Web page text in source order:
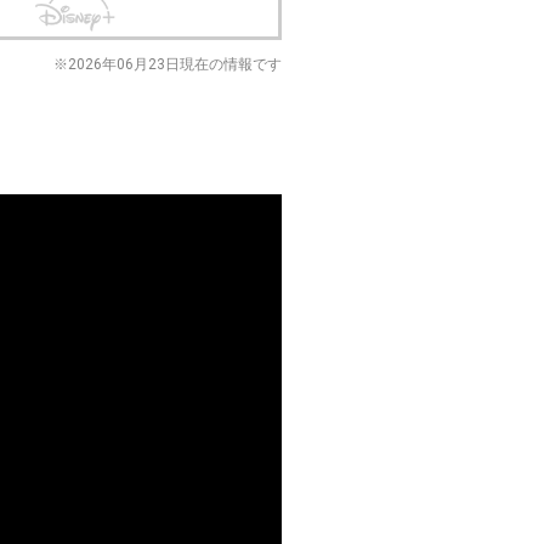
※2026年06月23日現在の情報です